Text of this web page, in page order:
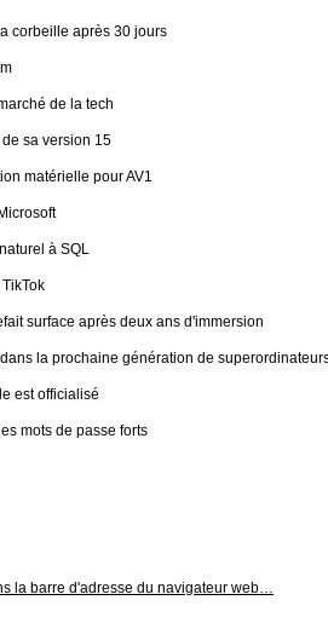
corbeille après 30 jours
de la tech
sa version 15
matérielle pour AV1
à SQL
surface après deux ans d'immersion
la prochaine génération de
est officialisé
mots de passe forts
la barre d'adresse du navigateur web…